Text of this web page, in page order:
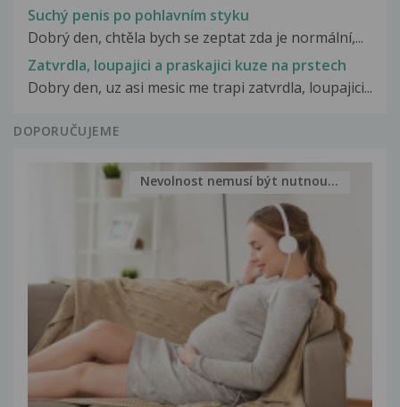
Suchý penis po pohlavním styku
Dobrý den, chtěla bych se zeptat zda je normální,...
Zatvrdla, loupajici a praskajici kuze na prstech
Dobry den, uz asi mesic me trapi zatvrdla, loupajici...
DOPORUČUJEME
Nevolnost nemusí být nutnou...